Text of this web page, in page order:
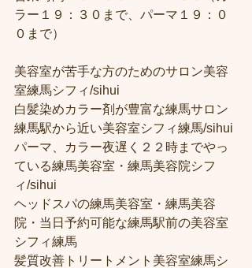
ラー１９：３０まで、パーマ１９：０
０まで）
美容室が苦手な方のためのサロン美容
室練馬シフィ/sihui
白髪染めカラー剤が豊富な練馬サロン
練馬駅から近い美容室シフィ練馬/sihui
パーマ、カラー夜遅く２２時までやっ
ている練馬美容室・練馬美容院シフ
ィ/sihui
ヘッドスパの練馬美容室・練馬美容
院・当日予約可能な練馬駅前の美容室
シフィ練馬
髪質改善トリートメント美容室練馬シ